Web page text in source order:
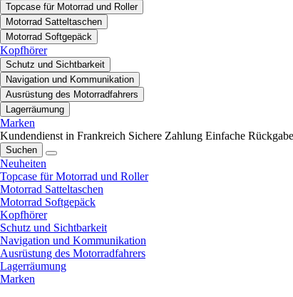
Topcase für Motorrad und Roller
Motorrad Satteltaschen
Motorrad Softgepäck
Kopfhörer
Schutz und Sichtbarkeit
Navigation und Kommunikation
Ausrüstung des Motorradfahrers
Lagerräumung
Marken
Kundendienst in Frankreich Sichere Zahlung Einfache Rückgabe
Suchen
Neuheiten
Topcase für Motorrad und Roller
Motorrad Satteltaschen
Motorrad Softgepäck
Kopfhörer
Schutz und Sichtbarkeit
Navigation und Kommunikation
Ausrüstung des Motorradfahrers
Lagerräumung
Marken